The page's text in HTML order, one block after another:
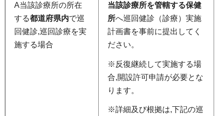
A当該診療所の所在
する都道府県内で巡
回健診,巡回診療を実
施する場合
当該診療所を管轄する保健
所へ巡回健診（診療）実施
計画書を事前に提出してく
ださい。
※反復継続して実施する場
合,開設許可申請が必要とな
ります。
※詳細及び根拠は,下記の巡